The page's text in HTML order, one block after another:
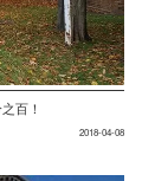
百！
2018-04-08